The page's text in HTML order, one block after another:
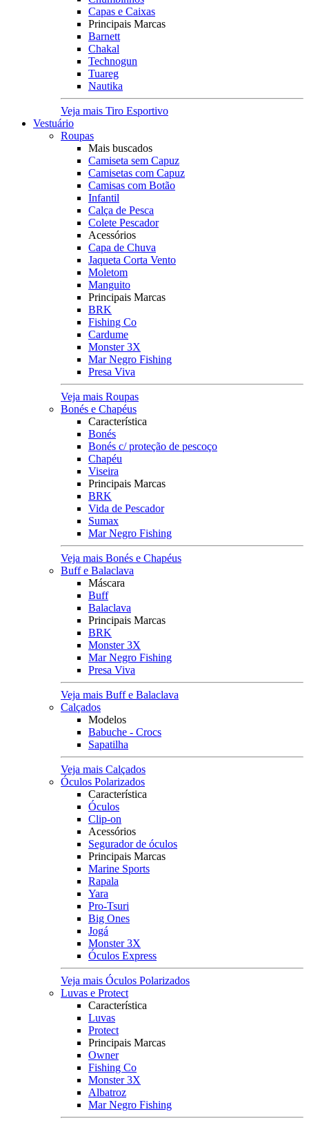
Capas e Caixas
Principais Marcas
Barnett
Chakal
Technogun
Tuareg
Nautika
Veja mais Tiro Esportivo
Vestuário
Roupas
Mais buscados
Camiseta sem Capuz
Camisetas com Capuz
Camisas com Botão
Infantil
Calça de Pesca
Colete Pescador
Acessórios
Capa de Chuva
Jaqueta Corta Vento
Moletom
Manguito
Principais Marcas
BRK
Fishing Co
Cardume
Monster 3X
Mar Negro Fishing
Presa Viva
Veja mais Roupas
Bonés e Chapéus
Característica
Bonés
Bonés c/ proteção de pescoço
Chapéu
Viseira
Principais Marcas
BRK
Vida de Pescador
Sumax
Mar Negro Fishing
Veja mais Bonés e Chapéus
Buff e Balaclava
Máscara
Buff
Balaclava
Principais Marcas
BRK
Monster 3X
Mar Negro Fishing
Presa Viva
Veja mais Buff e Balaclava
Calçados
Modelos
Babuche - Crocs
Sapatilha
Veja mais Calçados
Óculos Polarizados
Característica
Óculos
Clip-on
Acessórios
Segurador de óculos
Principais Marcas
Marine Sports
Rapala
Yara
Pro-Tsuri
Big Ones
Jogá
Monster 3X
Óculos Express
Veja mais Óculos Polarizados
Luvas e Protect
Característica
Luvas
Protect
Principais Marcas
Owner
Fishing Co
Monster 3X
Albatroz
Mar Negro Fishing